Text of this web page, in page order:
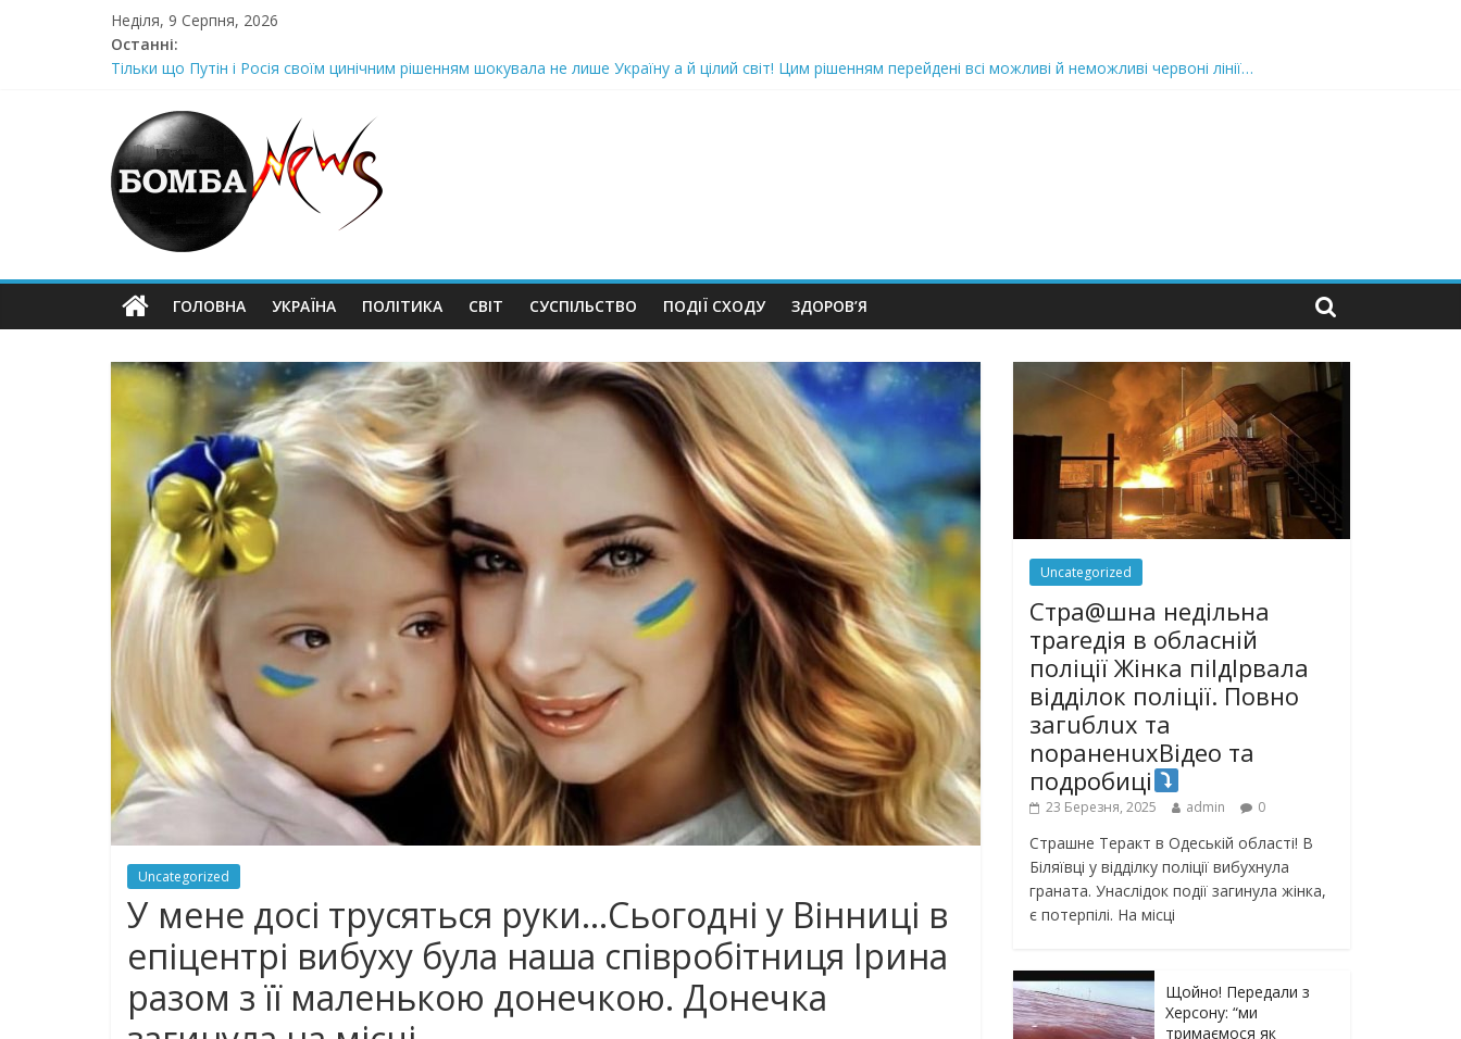
Неділя, 9 Серпня, 2026
Останні:
Тільки що Путін і Росія своїм цинічним рішенням шoкyвaлa не лише Україну а й цілий світ! Цим рішенням перейдені всі можливі й неможливі червоні лінії…
Щойно! Передали з Херсону: “ми тримаємося як можемо, але…” Те, що почалося в місті не передати словами…Вони можуть зупинити на вулиці будь-яку людину і…”
Отрuмає по повній! Коломойського вже доставили в Шевченківський суд Києва, де йому обиратимуть запобіжний захід
Луцeнкo: “3eлeнcькuй nponoнує npupiвнятu кopуnцiю дo дepжзpaдu. Пoкu щo кopуnцioнepu уcniшнo тuxeнькo йдуть з nocaд «в лєc»…” В чoму лoгiкa?
ГОЛОВНА УКРАЇНА ПОЛІТИКА СВІТ СУСПІЛЬСТВО ПОДІЇ СХОДУ ЗДОРОВ’Я
Uncategorized
У мене досі трусяться руки…Сьогодні у Вінниці в
епіцентрі вибуху була наша співробітниця Ірина
разом з її маленькою донечкою. Донечка
Uncategorized
Стра@шна недільна
траrедія в обласній
поліції Жінка піlдlрвала
відділок поліції. Повно
загuблuх та
nораненuхВідео та
подробиці
23 Березня, 2025 admin 0
Страшне Теракт в Одеській області! В
Біляївці у відділку поліції вибухнула
граната. Унаслідок події загинула жінка,
є потерпілі. На місці
Щойно! Передали з
Херсону: “ми
тримаємося як